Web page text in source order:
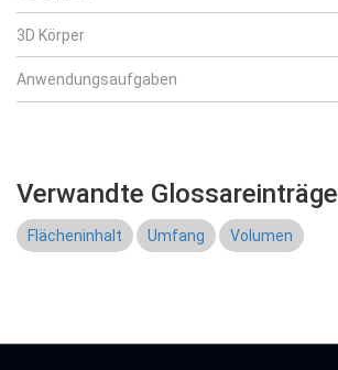
3D Körper
Anwendungsaufgaben
Verwandte Glossareinträge
Flächeninhalt Umfang Volumen